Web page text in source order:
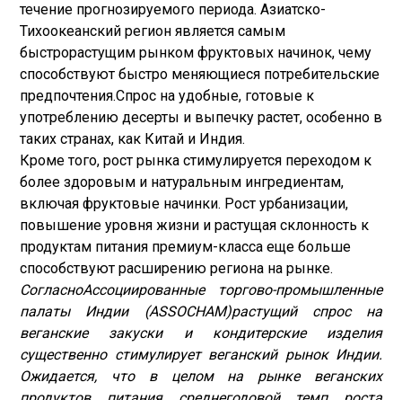
течение прогнозируемого периода. Азиатско-
Тихоокеанский регион является самым
быстрорастущим рынком фруктовых начинок, чему
способствуют быстро меняющиеся потребительские
предпочтения.Спрос на удобные, готовые к
употреблению десерты и выпечку растет, особенно в
таких странах, как Китай и Индия.
Кроме того, рост рынка стимулируется переходом к
более здоровым и натуральным ингредиентам,
включая фруктовые начинки. Рост урбанизации,
повышение уровня жизни и растущая склонность к
продуктам питания премиум-класса еще больше
способствуют расширению региона на рынке.
СогласноАссоциированные торгово-промышленные
палаты Индии (ASSOCHAM)растущий спрос на
веганские закуски и кондитерские изделия
существенно стимулирует веганский рынок Индии.
Ожидается, что в целом на рынке веганских